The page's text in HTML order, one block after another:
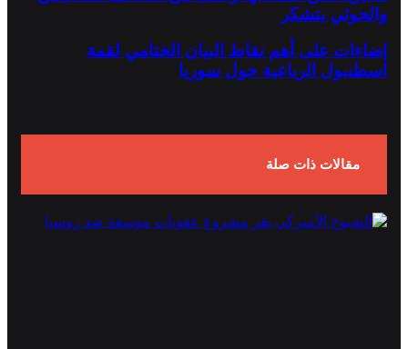
والحوثي يتشكر
إضاءات على أهم نقاط البيان الختامي لقمة
اسطنبول الرباعية حول سوريا
مقالات ذات صلة